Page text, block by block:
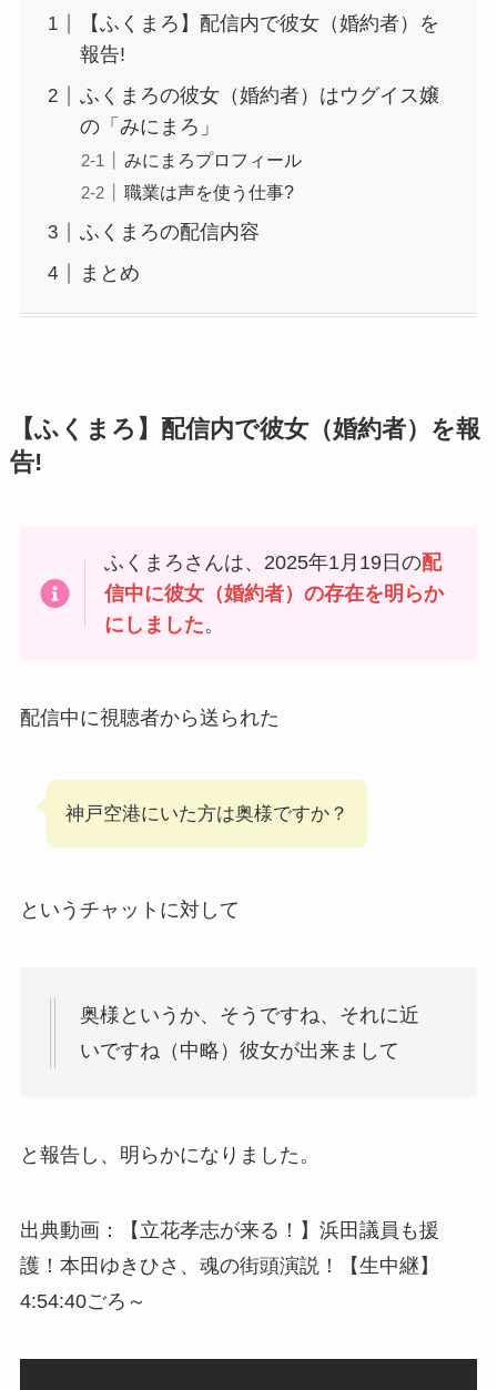
【ふくまろ】配信内で彼女（婚約者）を
報告!
ふくまろの彼女（婚約者）はウグイス嬢
の「みにまろ」
みにまろプロフィール
職業は声を使う仕事?
ふくまろの配信内容
まとめ
【ふくまろ】配信内で彼女（婚約者）を報
告!
ふくまろさんは、2025年1月19日の配
信中に彼女（婚約者）の存在を明らか
にしました。
配信中に視聴者から送られた
神戸空港にいた方は奥様ですか？
というチャットに対して
奥様というか、そうですね、それに近
いですね（中略）彼女が出来まして
と報告し、明らかになりました。
出典動画：【立花孝志が来る！】浜田議員も援
護！本田ゆきひさ、魂の街頭演説！【生中継】
4:54:40ごろ～